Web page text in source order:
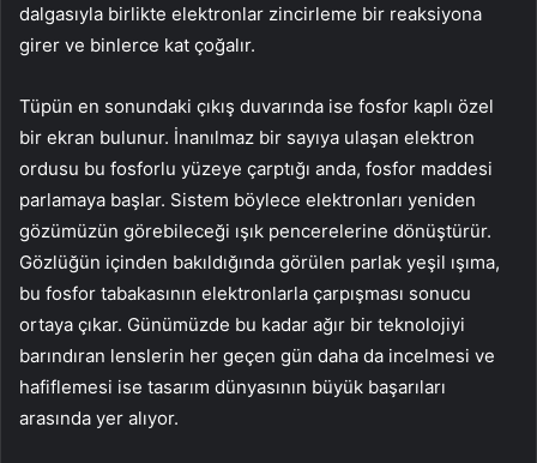
dalgasıyla birlikte elektronlar zincirleme bir reaksiyona
girer ve binlerce kat çoğalır.
Tüpün en sonundaki çıkış duvarında ise fosfor kaplı özel
bir ekran bulunur. İnanılmaz bir sayıya ulaşan elektron
ordusu bu fosforlu yüzeye çarptığı anda, fosfor maddesi
parlamaya başlar. Sistem böylece elektronları yeniden
gözümüzün görebileceği ışık pencerelerine dönüştürür.
Gözlüğün içinden bakıldığında görülen parlak yeşil ışıma,
bu fosfor tabakasının elektronlarla çarpışması sonucu
ortaya çıkar. Günümüzde bu kadar ağır bir teknolojiyi
barındıran lenslerin her geçen gün daha da incelmesi ve
hafiflemesi ise tasarım dünyasının büyük başarıları
arasında yer alıyor.